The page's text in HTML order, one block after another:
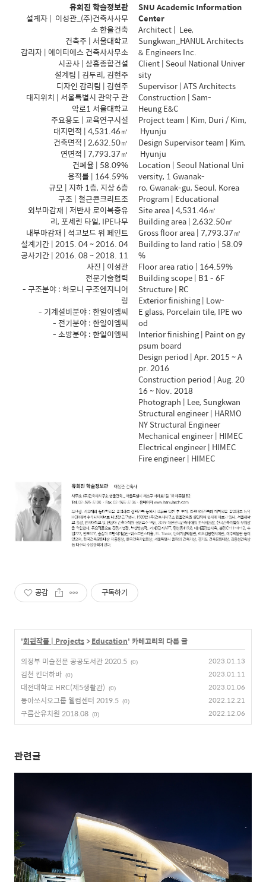
유회진 학술정보관
설계자 | 이성관_(주)건축사사무
소 한울건축
건축주 | 서울대학교
감리자 | 에이티에스 건축사사무소
시공사 | 삼흥종합건설
설계팀 | 김두리, 김현주
디자인 감리팀 | 김현주
대지위치 | 서울특별시 관악구 관
악로1 서울대학교
주요용도 | 교육연구시설
대지면적 | 4,531.46㎡
건축면적 | 2,632.50㎡
연면적 | 7,793.37㎡
건폐율 | 58.09%
용적률 | 164.59%
규모 | 지하 1층, 지상 6층
구조 | 철근콘크리트조
외부마감재 | 저반사 로이복층유
리, 포세린 타일, IPE나무
내부마감재 | 석고보드 위 페인트
설계기간 | 2015. 04 ~ 2016. 04
공사기간 | 2016. 08 ~ 2018. 11
사진 | 이성관
전문기술협력
- 구조분야 : 하모니 구조엔지니어
링
- 기계설비분야 : 한일이엠씨
- 전기분야 : 한일이엠씨
- 소방분야 : 한일이엠씨
SNU Academic Information
Center
Architect | Lee,
Sungkwan_HANUL Architects
& Engineers Inc.
Client | Seoul National Univer
sity
Supervisor | ATS Architects
Construction | Sam-
Heung E&C
Project team | Kim, Duri / Kim,
Hyunju
Design Supervisor team | Kim,
Hyunju
Location | Seoul National Uni
versity, 1 Gwanak-
ro, Gwanak-gu, Seoul, Korea
Program | Educational
Site area | 4,531.46㎡
Building area | 2,632.50㎡
Gross floor area | 7,793.37㎡
Building to land ratio | 58.09
%
Floor area ratio | 164.59%
Building scope | B1 - 6F
Structure | RC
Exterior finishing | Low-
E glass, Porcelain tile, IPE wo
od
Interior finishing | Paint on gy
psum board
Design period | Apr. 2015 ~ A
pr. 2016
Construction period | Aug. 20
16 ~ Nov. 2018
Photograph | Lee, Sungkwan
Structural engineer | HARMO
NY Structural Engineer
Mechanical engineer | HIMEC
Electrical engineer | HIMEC
Fire engineer | HIMEC
공감 구독하기
'회원작품 | Projects > Education' 카테고리의 다른 글
의정부 미술전문 공공도서관 2020.5 (0) 2023.01.13
김천 킨더하바 (0) 2023.01.11
대전대학교 HRC(제5생활관) (0) 2023.01.06
동아쏘시오그룹 웰컴센터 2019.5 (0) 2022.12.21
구름산유치원 2018.08 (0) 2022.12.06
관련글